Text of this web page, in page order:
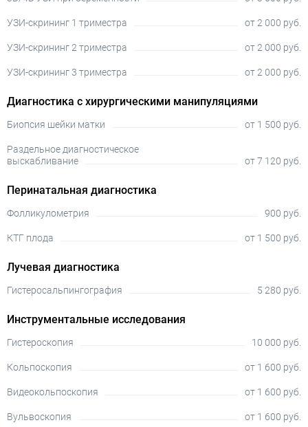
УЗИ-скрининг 1 триместра от 2 000 руб.
УЗИ-скрининг 2 триместра от 2 000 руб.
УЗИ-скрининг 3 триместра от 2 000 руб.
Диагностика с хирургическими манипуляциями
Биопсия шейки матки от 1 500 руб.
Раздельное диагностическое
выскабливание
от 7 120 руб.
Перинатальная диагностика
Фолликулометрия 900 руб.
КТГ плода от 1 500 руб.
Лучевая диагностика
Гистеросальпингография 5 280 руб.
Инструментальные исследования
Гистероскопия 10 000 руб.
Кольпоскопия от 1 600 руб.
Видеокольпоскопия от 1 600 руб.
Вульвоскопия от 1 600 руб.